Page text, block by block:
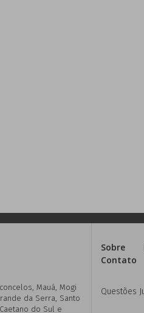
Mauá, Mogi
da Serra, Santo
do Sul e
Sobre
Contato
Questões